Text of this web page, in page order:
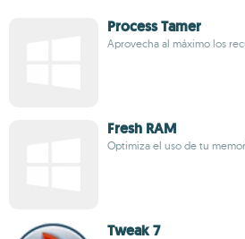
Process Tamer
Aprovecha al máximo los
Fresh RAM
Optimiza el uso de tu
Tweak 7